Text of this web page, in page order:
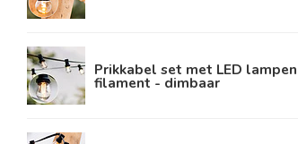
Prikkabel set met LED
filament - dimbaar